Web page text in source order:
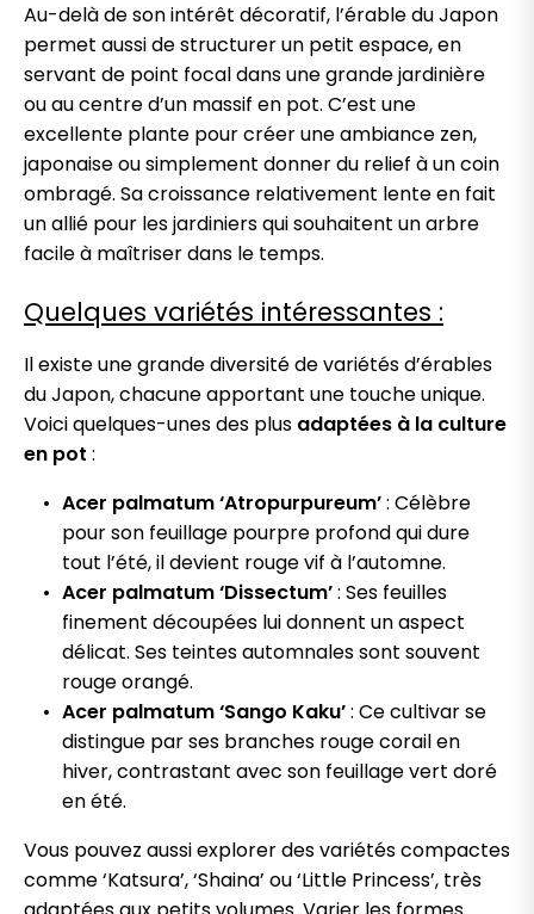
Au-delà de son intérêt décoratif, l’érable du Japon
permet aussi de structurer un petit espace, en
servant de point focal dans une grande jardinière
ou au centre d’un massif en pot. C’est une
excellente plante pour créer une ambiance zen,
japonaise ou simplement donner du relief à un coin
ombragé. Sa croissance relativement lente en fait
un allié pour les jardiniers qui souhaitent un arbre
facile à maîtriser dans le temps.
Quelques variétés intéressantes :
Il existe une grande diversité de variétés d’érables
du Japon, chacune apportant une touche unique.
Voici quelques-unes des plus adaptées à la culture
en pot :
Acer palmatum ‘Atropurpureum’: Célèbre
pour son feuillage pourpre profond qui dure
tout l’été, il devient rouge vif à l’automne.
Acer palmatum ‘Dissectum’: Ses feuilles
finement découpées lui donnent un aspect
délicat. Ses teintes automnales sont souvent
rouge orangé.
Acer palmatum ‘Sango Kaku’: Ce cultivar se
distingue par ses branches rouge corail en
hiver, contrastant avec son feuillage vert doré
en été.
Vous pouvez aussi explorer des variétés compactes
comme ‘Katsura’, ‘Shaina’ ou ‘Little Princess’, très